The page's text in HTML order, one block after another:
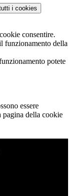
i cookies
consentire.
funzionamento della
potete
essere
pagina della cookie